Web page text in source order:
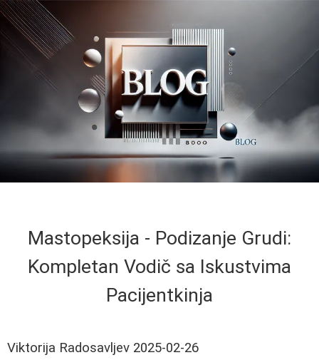
Mastopeksija - Podizanje Grudi:
Kompletan Vodič sa Iskustvima
Pacijentkinja
Viktorija Radosavljev 2025-02-26